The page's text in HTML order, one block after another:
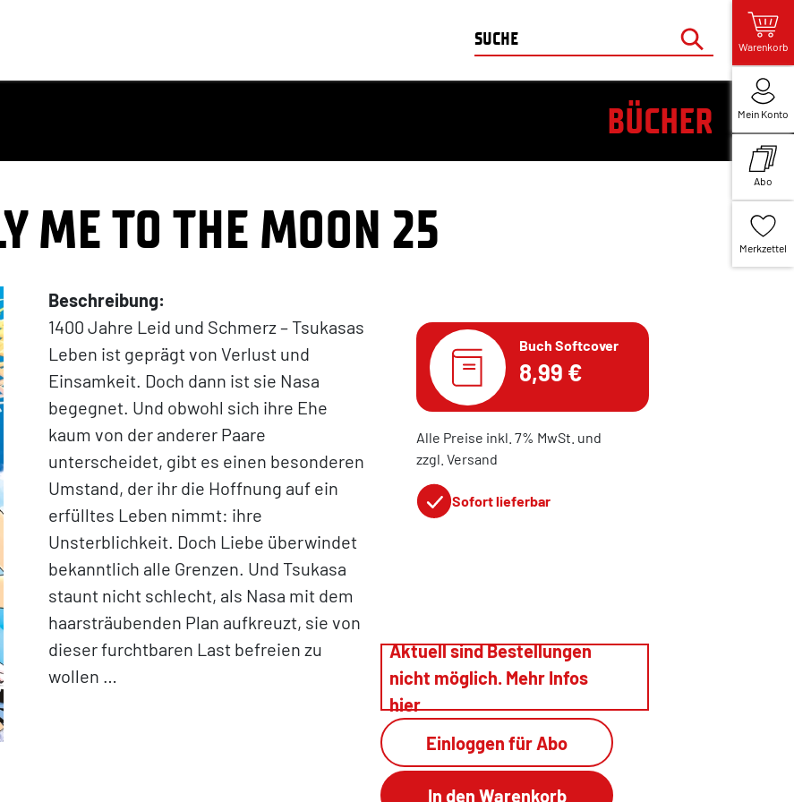
Warenkorb
Mein Konto
Abo
Merkzettel
BÜCHER
ME TO THE MOON 25
Beschreibung:
1400 Jahre Leid und Schmerz – Tsukasas
Leben ist geprägt von Verlust und
Einsamkeit. Doch dann ist sie Nasa
begegnet. Und obwohl sich ihre Ehe
kaum von der anderer Paare
unterscheidet, gibt es einen besonderen
Umstand, der ihr die Hoffnung auf ein
erfülltes Leben nimmt: ihre
Unsterblichkeit. Doch Liebe überwindet
bekanntlich alle Grenzen. Und Tsukasa
staunt nicht schlecht, als Nasa mit dem
haarsträubenden Plan aufkreuzt, sie von
dieser furchtbaren Last befreien zu
wollen …
Buch Softcover
8,99 €
Alle Preise inkl. 7% MwSt. und
zzgl. Versand
Sofort lieferbar
Aktuell sind Bestellungen
nicht möglich. Mehr Infos
hier
Einloggen für Abo